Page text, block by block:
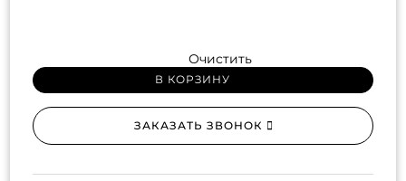
Очистить
В КОРЗИНУ
ЗАКАЗАТЬ ЗВОНОК